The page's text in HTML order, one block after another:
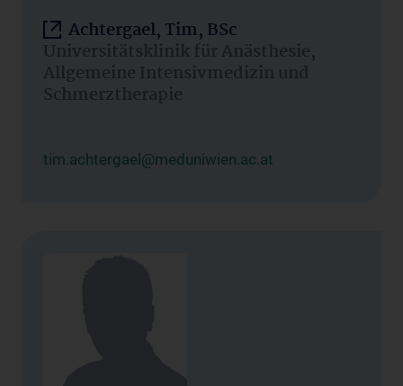
Achtergael, Tim, BSc
Universitätsklinik für Anästhesie,
Allgemeine Intensivmedizin und
Schmerztherapie
tim.achtergael@meduniwien.ac.at